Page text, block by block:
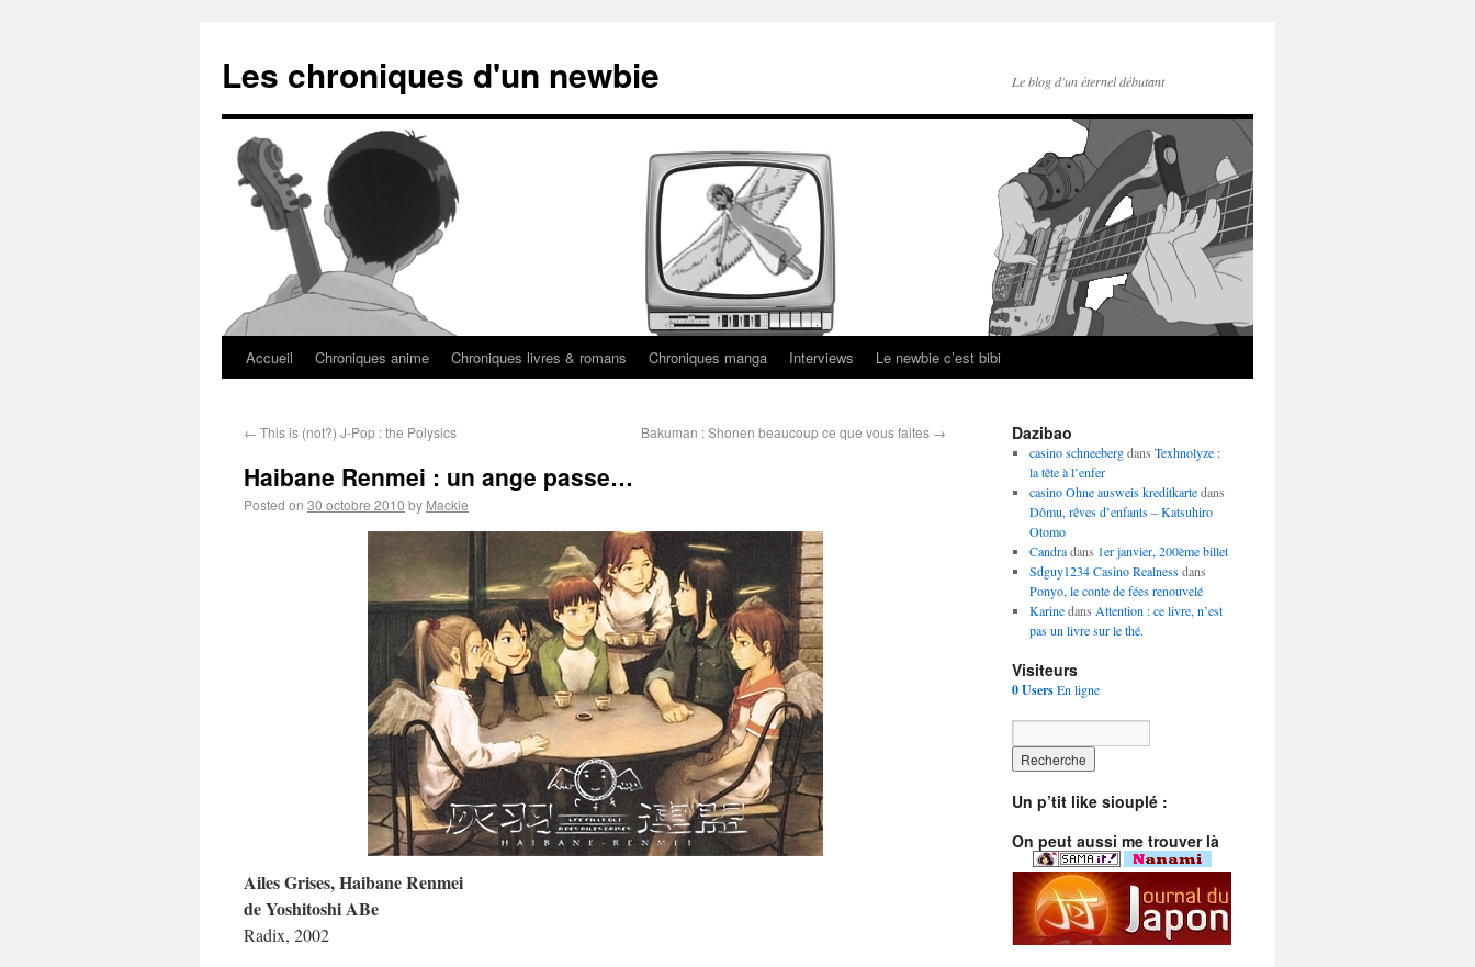
Les chroniques d'un newbie Le blog d'un éternel débutant
Accueil Chroniques anime Chroniques livres & romans Chroniques manga Interviews Le newbie c’est bibi
← This is (not?) J-Pop : the Polysics Bakuman : Shonen beaucoup ce que vous faites →
Haibane Renmei : un ange passe…
Posted on 30 octobre 2010 by Mackie
Ailes Grises, Haibane Renmei
de Yoshitoshi ABe
Radix, 2002
Dazibao
casino schneebergdans Texhnolyze :
la tête à l’enfer
casino Ohne ausweis kreditkartedans
Dômu, rêves d’enfants – Katsuhiro
Otomo
Candradans 1er janvier, 200ème billet
Sdguy1234 Casino Realnessdans
Ponyo, le conte de fées renouvelé
Karinedans Attention : ce livre, n’est
pas un livre sur le thé.
Visiteurs
0 UsersEn ligne
Un p’tit like siouplé :
On peut aussi me trouver là